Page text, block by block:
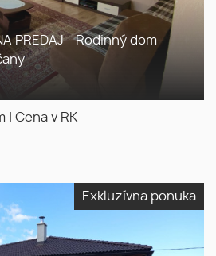
PREDAJ - Rodinný dom
Cena v RK
Exkluzívna ponuka